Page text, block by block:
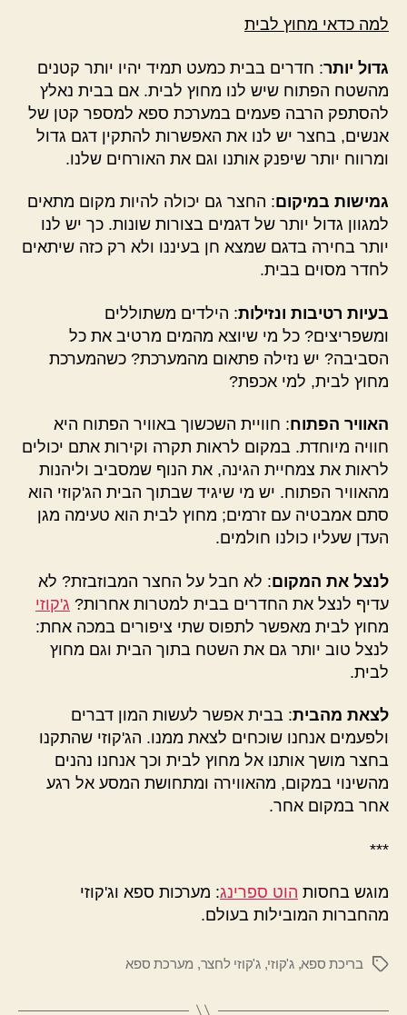
למה כדאי מחוץ לבית
גדול יותר: חדרים בבית כמעט תמיד יהיו יותר קטנים
מהשטח הפתוח שיש לנו מחוץ לבית. אם בבית נאלץ
להסתפק הרבה פעמים במערכת ספא למספר קטן של
אנשים, בחצר יש לנו את האפשרות להתקין דגם גדול
ומרווח יותר שיפנק אותנו וגם את האורחים שלנו.
גמישות במיקום: החצר גם יכולה להיות מקום מתאים
למגוון גדול יותר של דגמים בצורות שונות. כך יש לנו
יותר בחירה בדגם שמצא חן בעיננו ולא רק כזה שיתאים
לחדר מסוים בבית.
בעיות רטיבות ונזילות: הילדים משתוללים
ומשפריצים? כל מי שיוצא מהמים מרטיב את כל
הסביבה? יש נזילה פתאום מהמערכת? כשהמערכת
מחוץ לבית, למי אכפת?
האוויר הפתוח: חוויית השכשוך באוויר הפתוח היא
חוויה מיוחדת. במקום לראות תקרה וקירות אתם יכולים
לראות את צמחיית הגינה, את הנוף שמסביב וליהנות
מהאוויר הפתוח. יש מי שיגיד שבתוך הבית הג'קוזי הוא
סתם אמבטיה עם זרמים; מחוץ לבית הוא טעימה מגן
העדן שעליו כולנו חולמים.
לנצל את המקום: לא חבל על החצר המבוזבזת? לא
עדיף לנצל את החדרים בבית למטרות אחרות? ג'קוזי
מחוץ לבית מאפשר לתפוס שתי ציפורים במכה אחת:
לנצל טוב יותר גם את השטח בתוך הבית וגם מחוץ
לבית.
לצאת מהבית: בבית אפשר לעשות המון דברים
ולפעמים אנחנו שוכחים לצאת ממנו. הג'קוזי שהתקנו
בחצר מושך אותנו אל מחוץ לבית וכך אנחנו נהנים
מהשינוי במקום, מהאווירה ומתחושת המסע אל רגע
אחר במקום אחר.
***
מוגש בחסות הוט ספרינג: מערכות ספא וג'קוזי
מהחברות המובילות בעולם.
תגיותבריכת ספא,ג'קוזי,ג'קוזי לחצר, מערכת ספא